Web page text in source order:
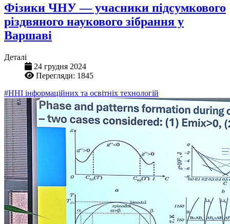
Фізики ЧНУ — учасники підсумкового
різдвяного наукового зібрання у
Варшаві
Деталі
24 грудня 2024
Перегляди: 1845
#ННІ інформаційних та освітніх технологій